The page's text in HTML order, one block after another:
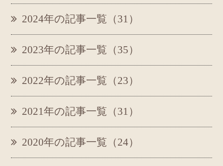
2024年の記事一覧（31）
2023年の記事一覧（35）
2022年の記事一覧（23）
2021年の記事一覧（31）
2020年の記事一覧（24）